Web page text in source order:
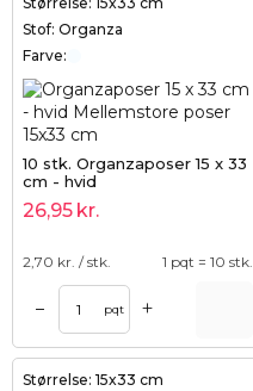
Stof: Organza
Farve:
10 stk. Organzaposer 15 x 33
cm - hvid
26,95 kr.
2,70 kr. / stk. 1 pqt = 10 stk.
– pqt +
Størrelse: 15x33 cm